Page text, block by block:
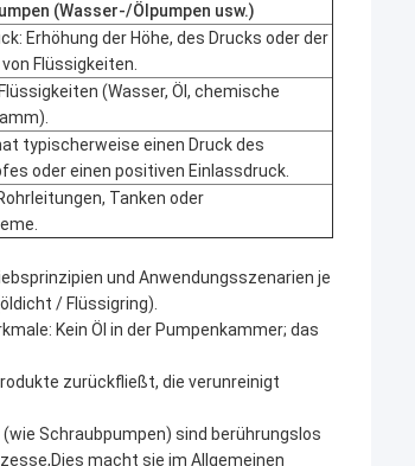
(Wasser-/Ölpumpen usw.)
Erhöhung der Höhe, des Drucks oder der
Flüssigkeiten.
(Wasser, Öl, chemische
typischerweise einen Druck des
oder einen positiven Einlassdruck.
Tanken oder
und Anwendungsszenarien je
/ Flüssigring).
Kein Öl in der Pumpenkammer; das
zurückfließt, die verunreinigt
Schraubpumpen) sind berührungslos
macht sie im Allgemeinen